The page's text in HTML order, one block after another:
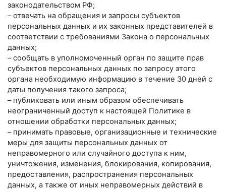
законодательством РФ;
– отвечать на обращения и запросы субъектов
персональных данных и их законных представителей в
соответствии с требованиями Закона о персональных
данных;
– сообщать в уполномоченный орган по защите прав
субъектов персональных данных по запросу этого
органа необходимую информацию в течение 30 дней с
даты получения такого запроса;
– публиковать или иным образом обеспечивать
неограниченный доступ к настоящей Политике в
отношении обработки персональных данных;
– принимать правовые, организационные и технические
меры для защиты персональных данных от
неправомерного или случайного доступа к ним,
уничтожения, изменения, блокирования, копирования,
предоставления, распространения персональных
данных, а также от иных неправомерных действий в